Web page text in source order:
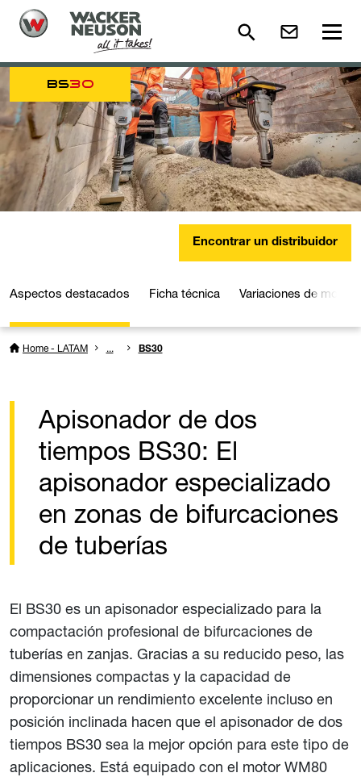
BS30
Encontrar un distribuidor
Aspectos destacados Ficha técnica Variaciones de modelo
Home - LATAM ... BS30
Apisonador de dos
tiempos BS30: El
apisonador especializado
en zonas de bifurcaciones
de tuberías
El BS30 es un apisonador especializado para la
compactación profesional de bifurcaciones de
tuberías en zanjas. Gracias a su reducido peso, las
dimensiones compactas y la capacidad de
proporcionar un rendimiento excelente incluso en
posición inclinada hacen que el apisonador de dos
tiempos BS30 sea la mejor opción para este tipo de
aplicaciones. Está equipado con el motor WM80